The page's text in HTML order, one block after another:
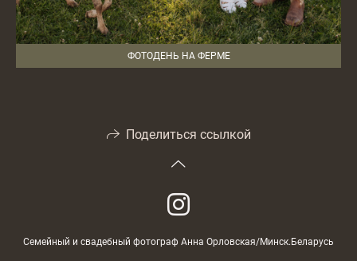
ФОТОДЕНЬ НА ФЕРМЕ
Поделиться ссылкой
Семейный и свадебный фотограф Анна Орловская/Минск.Беларусь